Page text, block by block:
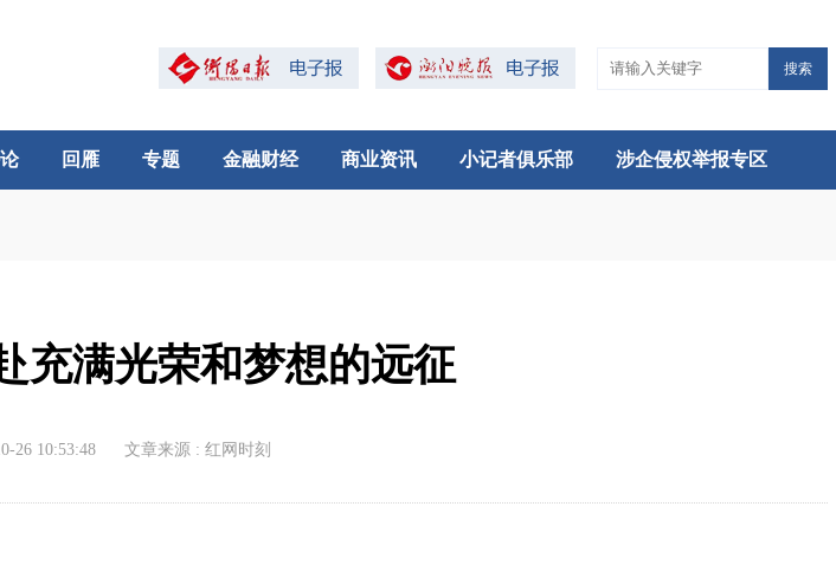
搜索
回雁 专题 金融财经 商业资讯 小记者俱乐部 涉企侵权举报专区
充满光荣和梦想的远征
26 10:53:48 文章来源 : 红网时刻